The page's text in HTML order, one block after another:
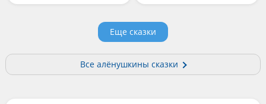
Еще сказки
Все алёнушкины сказки